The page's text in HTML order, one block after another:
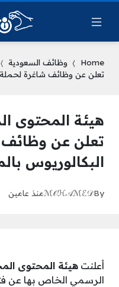
Home وظائف السعودية
تعلن عن وظائف شاغرة لحملة
هيئة المحتوى
تعلن عن
البكالوريوس
By
ℳ𝒪ℋ𝒜ℳℰ𝒟منذ عامين
أعلنت هيئة المحتوى
الرسمي الخاص بها عن